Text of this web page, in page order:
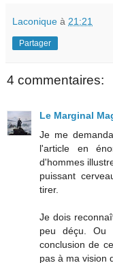
Laconique à 21:21
Partager
4 commentaires:
Le Marginal
Je me
l'article en
d'hommes
puissant
tirer.
Je dois
peu déçu. Ou
conclusion de
pas à ma vision